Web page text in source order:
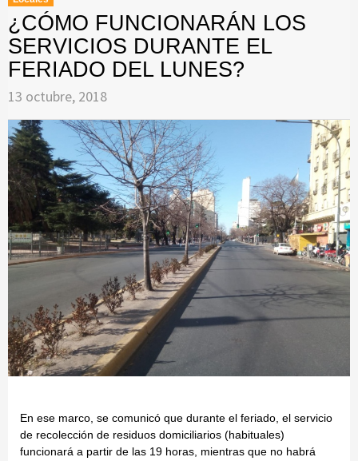
¿CÓMO FUNCIONARÁN LOS
SERVICIOS DURANTE EL
FERIADO DEL LUNES?
13 octubre, 2018
En ese marco, se comunicó que durante el feriado, el servicio
de recolección de residuos domiciliarios (habituales)
funcionará a partir de las 19 horas, mientras que no habrá